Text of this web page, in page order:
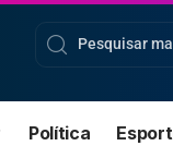
Política